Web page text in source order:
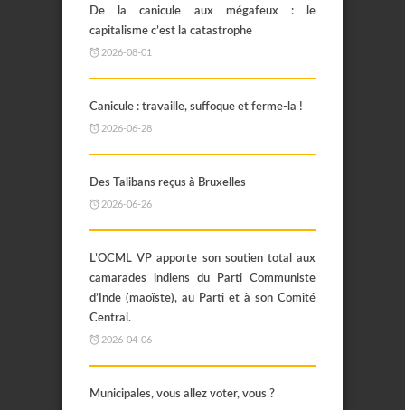
De la canicule aux mégafeux : le
capitalisme c’est la catastrophe
2026-08-01
Canicule : travaille, suffoque et ferme-la !
2026-06-28
Des Talibans reçus à Bruxelles
2026-06-26
L’OCML VP apporte son soutien total aux
camarades indiens du Parti Communiste
d’Inde (maoïste), au Parti et à son Comité
Central.
2026-04-06
Municipales, vous allez voter, vous ?